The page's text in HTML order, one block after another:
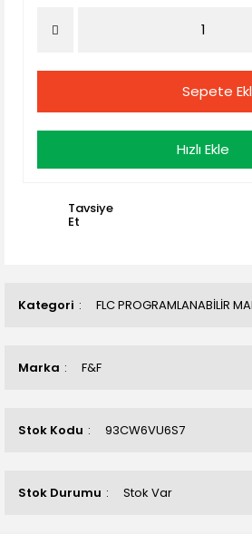
Kategori FLC PROGRAMLANABİLİR
Marka F&F
Stok Kodu 93CW6VU6S7
Stok Durumu Stok Var
Sepete
Hızlı Ekle
Tavsiye
Et